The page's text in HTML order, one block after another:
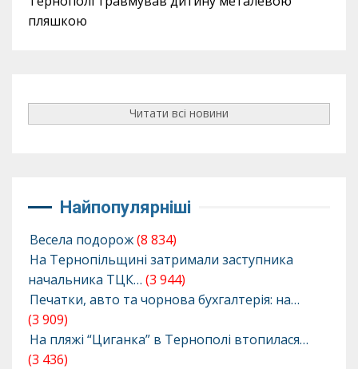
пляшкою
Читати всі новини
Найпопулярніші
Весела подорож(8 834)
На Тернопільщині затримали заступника
начальника ТЦК… (3 944)
Печатки, авто та чорнова бухгалтерія: на…
(3 909)
На пляжі “Циганка” в Тернополі втопилася…
(3 436)